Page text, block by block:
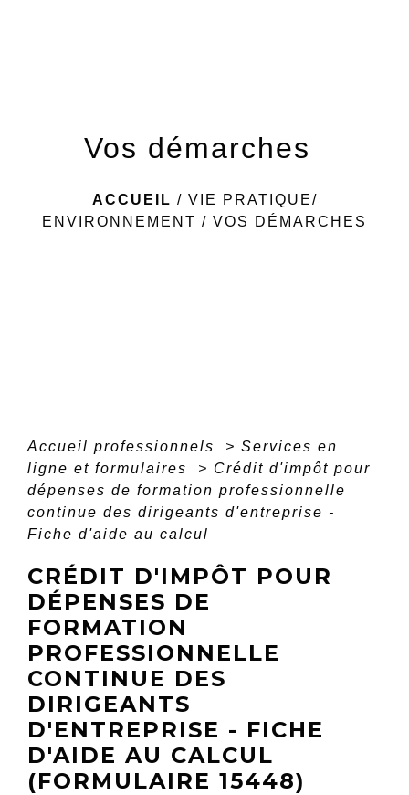
Vos démarches
ACCUEIL / VIE PRATIQUE/
ENVIRONNEMENT / VOS DÉMARCHES
Accueil professionnels > Services en
ligne et formulaires
> Crédit d'impôt pour
dépenses de formation professionnelle
continue des dirigeants d'entreprise -
Fiche d'aide au calcul
CRÉDIT D'IMPÔT POUR
DÉPENSES DE
FORMATION
PROFESSIONNELLE
CONTINUE DES
DIRIGEANTS
D'ENTREPRISE - FICHE
D'AIDE AU CALCUL
(FORMULAIRE 15448)